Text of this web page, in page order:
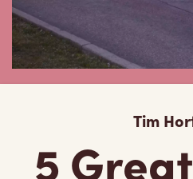
Tim
5